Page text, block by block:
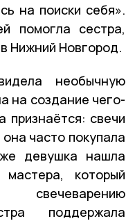
на поиски себя».
помогла сестра,
Нижний Новгород.
необычную
на создание чего-
признаётся: свечи
часто покупала
девушка нашла
который
поддержала